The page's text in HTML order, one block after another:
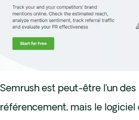
Semrush est peut-être l’un
référencement, mais le logiciel